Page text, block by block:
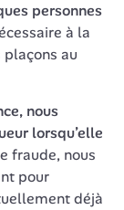
personnes
à la
au
nous
lorsqu’elle
fraude, nous
pour
déjà